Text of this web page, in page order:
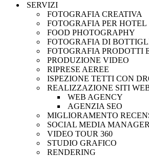
SERVIZI
FOTOGRAFIA CREATIVA
FOTOGRAFIA PER HOTEL
FOOD PHOTOGRAPHY
FOTOGRAFIA DI
FOTOGRAFIA PRODOTTI
PRODUZIONE VIDEO
RIPRESE AEREE
ISPEZIONE TETTI CON
REALIZZAZIONE SITI
WEB AGENCY
AGENZIA SEO
MIGLIORAMENTO
SOCIAL MEDIA MANAGER
VIDEO TOUR 360
STUDIO GRAFICO
RENDERING